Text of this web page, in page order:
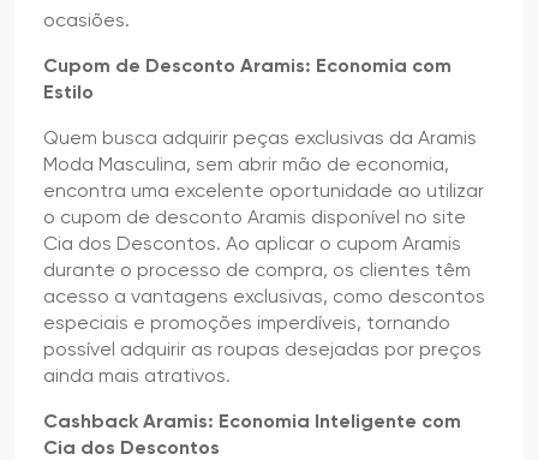
ocasiões.
Cupom de Desconto Aramis: Economia com
Estilo
Quem busca adquirir peças exclusivas da Aramis
Moda Masculina, sem abrir mão de economia,
encontra uma excelente oportunidade ao utilizar
o cupom de desconto Aramis disponível no site
Cia dos Descontos. Ao aplicar o cupom Aramis
durante o processo de compra, os clientes têm
acesso a vantagens exclusivas, como descontos
especiais e promoções imperdíveis, tornando
possível adquirir as roupas desejadas por preços
ainda mais atrativos.
Cashback Aramis: Economia Inteligente com
Cia dos Descontos